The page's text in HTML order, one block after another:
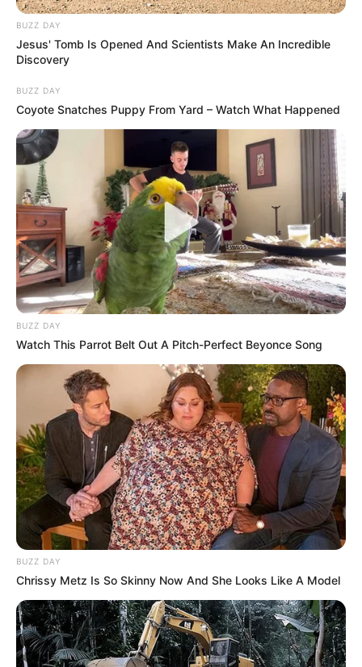
Tekniku italian e ndau grupin në dy skuadra duke zhvilluar
BUZZ DAY
Jesus' Tomb Is Opened And Scientists Make An Incredible
Discovery
BUZZ DAY
Coyote Snatches Puppy From Yard – Watch What Happened
BUZZ DAY
Watch This Parrot Belt Out A Pitch-Perfect Beyonce Song
BUZZ DAY
Chrissy Metz Is So Skinny Now And She Looks Like A Model